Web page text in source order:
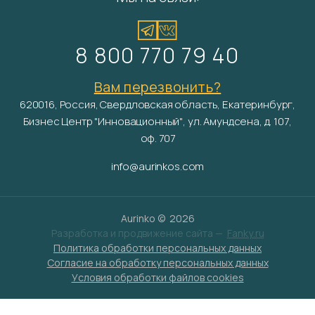
8 800 770 79 40
Вам перезвонить?
620016, Россия, Свердловская область, Екатеринбург,
Бизнес Центр "Инновационный", ул. Амундсена, д. 107,
оф. 707
info@aurinkos.com
Aurinko © 2026
Разработка и продвижение сайта — Fanky.ru
Политика обработки персональных данных
Согласие на обработку персональных данных
Условия обработки файлов cookies